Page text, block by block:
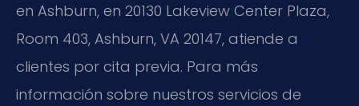
en Ashburn, en 20130 Lakeview Center Plaza,
Room 403, Ashburn, VA 20147, atiende a
clientes por cita previa. Para más
información sobre nuestros servicios de